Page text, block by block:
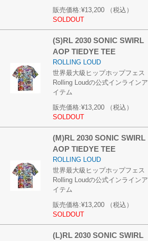
販売価格:¥13,200
（税込）
SOLDOUT
(S)RL 2030 SONIC SWIRL
AOP TIEDYE TEE
ROLLING LOUD
世界最大級ヒップホップフェス
Rolling Loudの公式インラインア
イテム
販売価格:¥13,200
（税込）
SOLDOUT
(M)RL 2030 SONIC SWIRL
AOP TIEDYE TEE
ROLLING LOUD
世界最大級ヒップホップフェス
Rolling Loudの公式インラインア
イテム
販売価格:¥13,200
（税込）
SOLDOUT
(L)RL 2030 SONIC SWIRL